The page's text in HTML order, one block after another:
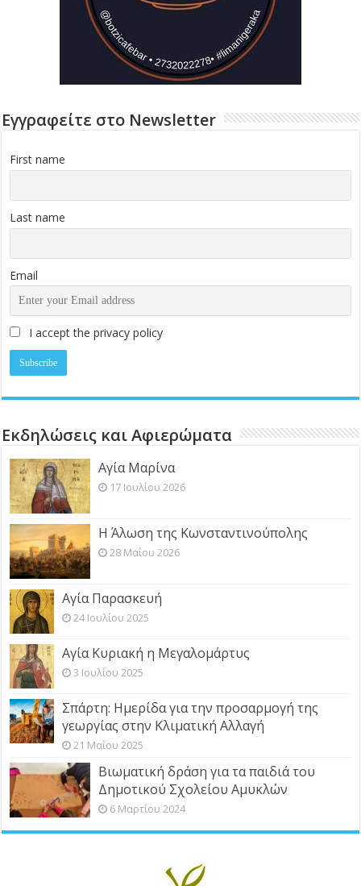
Εγγραφείτε στο Newsletter
First name
Last name
Email
I accept the privacy policy
Εκδηλώσεις και Αφιερώματα
Αγία Μαρίνα
17 Ιουλίου 2026
Η Άλωση της Κωνσταντινούπολης
28 Μαΐου 2026
Αγία Παρασκευή
24 Ιουλίου 2025
Αγία Κυριακή η Μεγαλομάρτυς
3 Ιουλίου 2025
Σπάρτη: Ημερίδα για την προσαρμογή της
γεωργίας στην Κλιματική Αλλαγή
21 Μαΐου 2025
Βιωματική δράση για τα παιδιά του
Δημοτικού Σχολείου Αμυκλών
6 Μαρτίου 2024